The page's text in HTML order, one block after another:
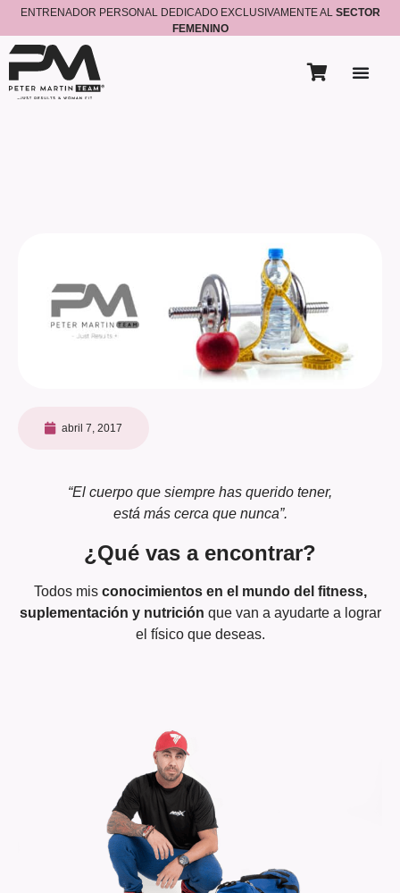
ENTRENADOR PERSONAL DEDICADO EXCLUSIVAMENTE AL SECTOR
FEMENINO
abril 7, 2017
“El cuerpo que siempre has querido tener,
está más cerca que nunca”.
¿Qué vas a encontrar?
Todos mis conocimientos en el mundo del fitness,
suplementación y nutrición que van a ayudarte a lograr
el físico que deseas.